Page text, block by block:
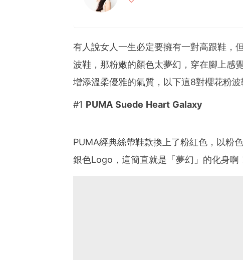
有人說女人一生必定要擁有一對高跟鞋，
波鞋，那粉嫩的顏色太夢幻，穿在腳上感
增添溫柔優雅的氣質，以下這8對櫻花粉波
#1 PUMA Suede Heart Galaxy
PUMA經典絲帶鞋款換上了粉紅色，以粉
銀色Logo，這簡直就是「夢幻」的化身啊